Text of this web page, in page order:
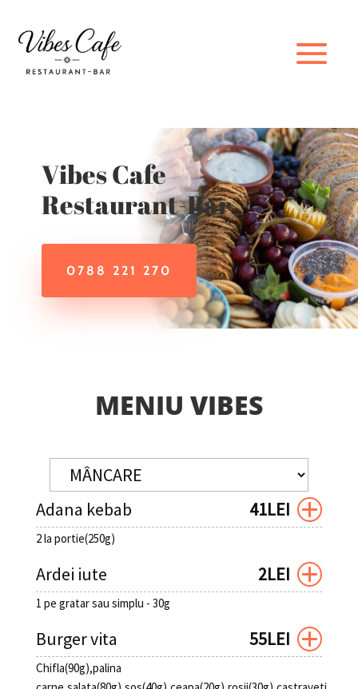
Vibes Cafe
Restaurant-Bar
0788 221 270
MENIU VIBES
Adana kebab 41LEI
2 la portie(250g)
Ardei iute 2LEI
1 pe gratar sau simplu - 30g
Burger vita 55LEI
Chifla(90g),palina